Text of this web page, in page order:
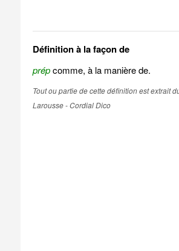
Définition à la façon de
prépcomme, à la manière de.
Tout ou partie de cette définition est extrait
Larousse - Cordial Dico